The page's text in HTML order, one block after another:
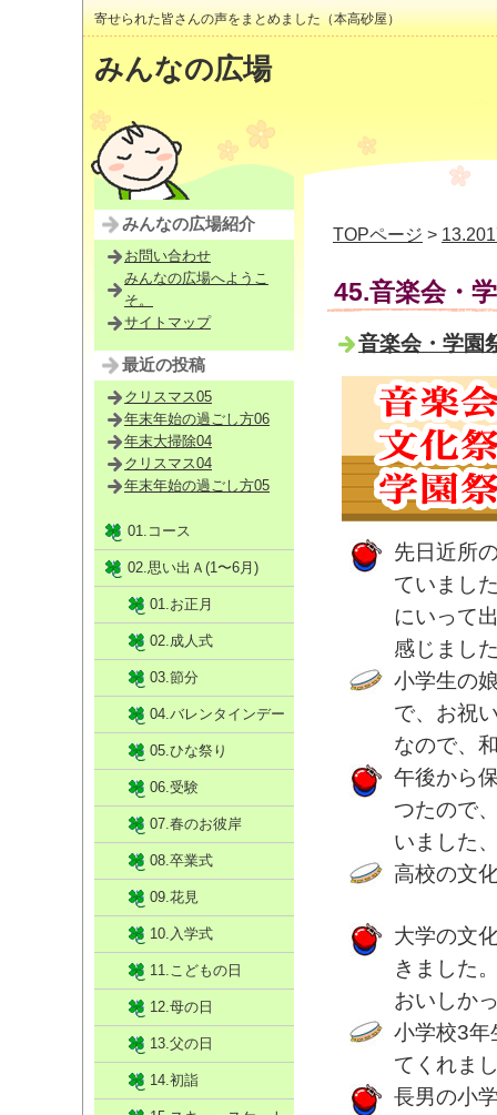
寄せられた皆さんの声をまとめました（本高砂屋）
みんなの広場
TOPページ >
45.音楽会・
音楽会・学園
先日近所
ていまし
にいって
感じまし
小学生の
で、お祝
なので、
午後から
つたので
いました
高校の文
大学の文
きました
おいしか
小学校3年
てくれま
長男の小
みんなの広場紹介
お問い合わせ
みんなの広場へようこ
そ。
サイトマップ
最近の投稿
クリスマス05
年末年始の過ごし方06
年末大掃除04
クリスマス04
年末年始の過ごし方05
01.コース
02.思い出Ａ(1〜6月)
01.お正月
02.成人式
03.節分
04.バレンタインデー
05.ひな祭り
06.受験
07.春のお彼岸
08.卒業式
09.花見
10.入学式
11.こどもの日
12.母の日
13.父の日
14.初詣